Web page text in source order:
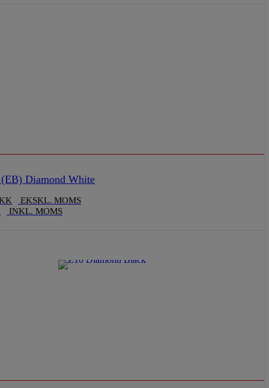
Diamond White
EKSKL. MOMS
INKL. MOMS